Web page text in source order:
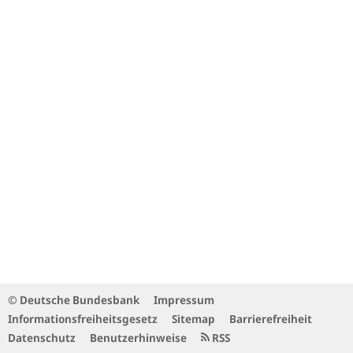
© Deutsche Bundesbank
Impressum
Informationsfreiheitsgesetz
Sitemap
Barrierefreiheit
Datenschutz
Benutzerhinweise RSS